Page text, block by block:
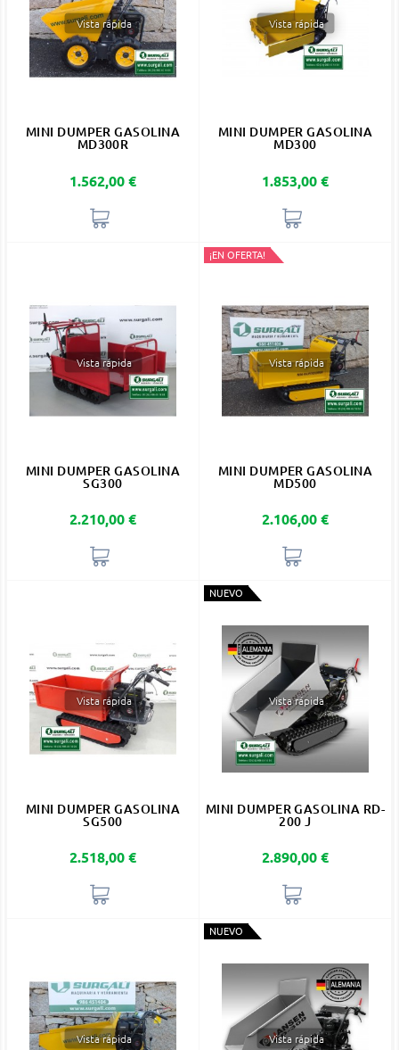
Vista rápida
MINI DUMPER GASOLINA
MD300R
Precio
1.562,00 €
Vista rápida
MINI DUMPER GASOLINA
MD300
Precio
1.853,00 €
Vista rápida
MINI DUMPER GASOLINA
SG300
Precio
2.210,00 €
¡EN OFERTA!
Vista rápida
MINI DUMPER GASOLINA
MD500
Precio
2.106,00 €
Vista rápida
MINI DUMPER GASOLINA
SG500
Precio
2.518,00 €
NUEVO
Vista rápida
MINI DUMPER GASOLINA RD-
200 J
Precio
2.890,00 €
Vista rápida
NUEVO
Vista rápida